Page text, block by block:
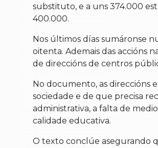
substituto, e a uns 374.000
400.000.
Nos últimos días sumáronse
oitenta. Ademais das accións
de direccións de centros
No documento, as direccións
sociedade e de que precisa
administrativa, a falta de
calidade educativa.
O texto conclúe asegurando